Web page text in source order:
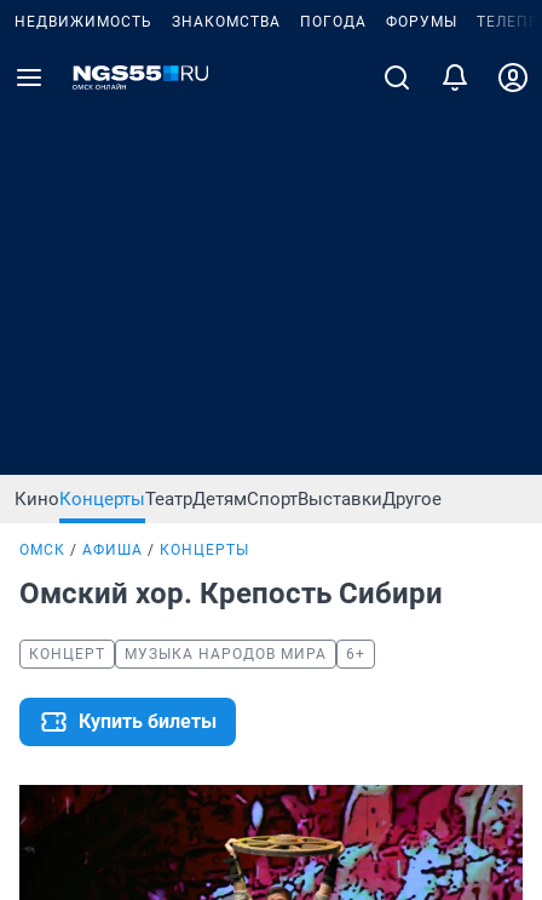
НЕДВИЖИМОСТЬ ЗНАКОМСТВА ПОГОДА ФОРУМЫ
КиноКонцертыТеатрДетямСпортВыставкиДругое
ОМСК АФИША КОНЦЕРТЫ
Омский хор. Крепость Сибири
КОНЦЕРТ МУЗЫКА НАРОДОВ МИРА 6+
Купить билеты